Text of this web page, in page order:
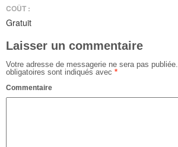
COÛT :
Gratuit
Laisser un commentaire
Votre adresse de messagerie ne sera pas publiée.
obligatoires sont indiqués avec *
Commentaire